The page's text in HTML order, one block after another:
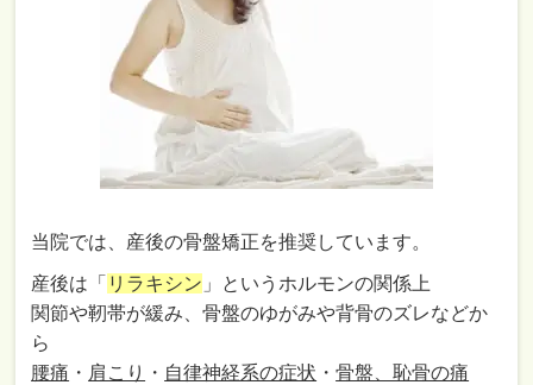
当院では、産後の骨盤矯正を推奨しています。
産後は「 リラキシン 」というホルモンの関係上
関節や靭帯が緩み、骨盤のゆがみや背骨のズレなどか
ら
腰痛 ・ 肩こり ・ 自律神経系の症状 ・骨盤、恥骨の痛